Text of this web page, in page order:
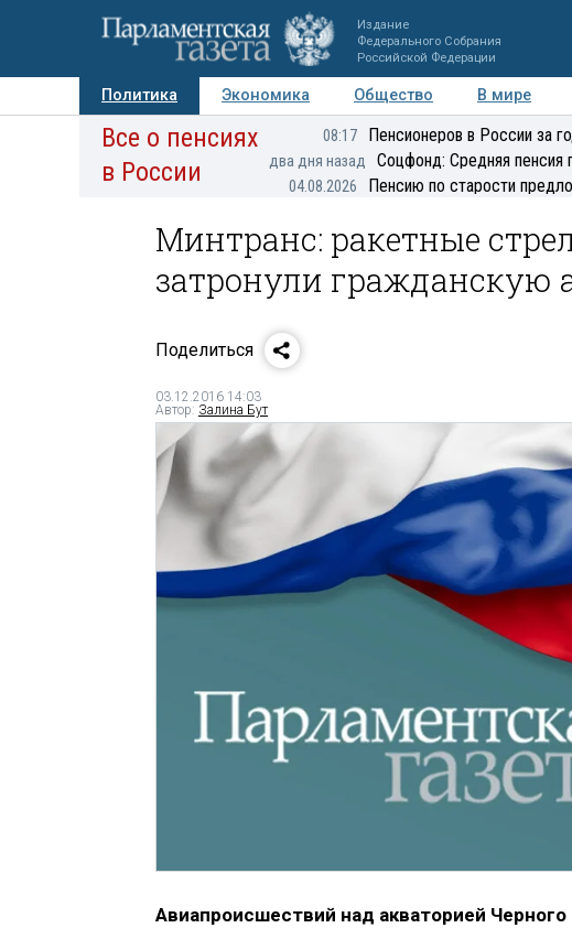
Издание
Федерального Собрания
Российской Федерации
Политика Экономика Общество В мире
Авторы Персоны Мнения Регионы
Все о пенсиях
в России
08:17 Пенсионеров в России за
два дня назад Соцфонд: Средняя пенсия
04.08.2026 Пенсию по старости
Минтранс: ракетные
затронули гражданскую
Поделиться
03.12.2016 14:03
Автор: Залина Бут
Авиапроисшествий над акваторией